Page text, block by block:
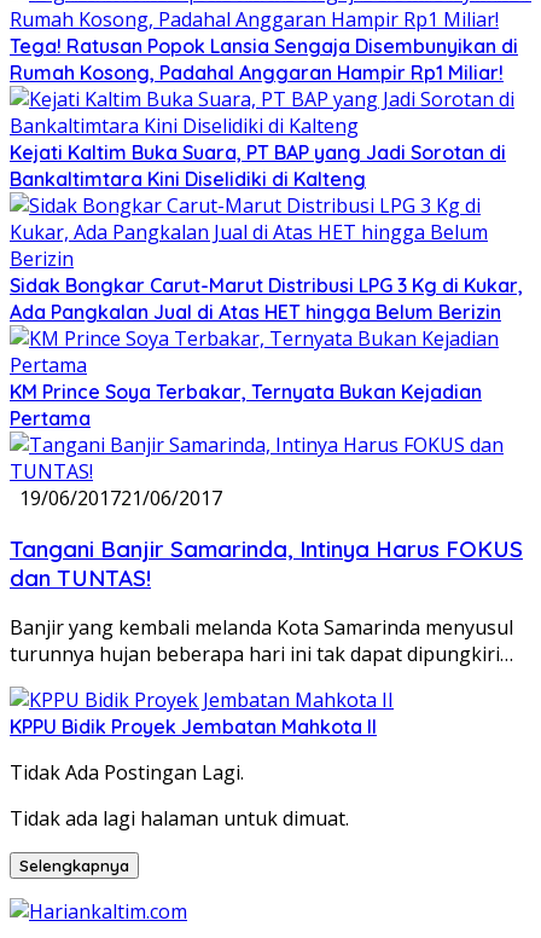
Tega! Ratusan Popok Lansia Sengaja Disembunyikan di
Rumah Kosong, Padahal Anggaran Hampir Rp1 Miliar!
Kejati Kaltim Buka Suara, PT BAP yang Jadi Sorotan di
Bankaltimtara Kini Diselidiki di Kalteng
Sidak Bongkar Carut-Marut Distribusi LPG 3 Kg di Kukar,
Ada Pangkalan Jual di Atas HET hingga Belum Berizin
KM Prince Soya Terbakar, Ternyata Bukan Kejadian
Pertama
19/06/201721/06/2017
Tangani Banjir Samarinda, Intinya Harus FOKUS
dan TUNTAS!
Banjir yang kembali melanda Kota Samarinda menyusul
turunnya hujan beberapa hari ini tak dapat dipungkiri…
KPPU Bidik Proyek Jembatan Mahkota II
Tidak Ada Postingan Lagi.
Tidak ada lagi halaman untuk dimuat.
Selengkapnya